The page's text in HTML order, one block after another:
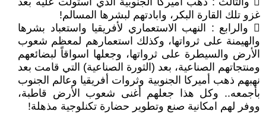
غزو تلك القارة البكر، وابادتهم لبشرها المسالم!
 والرابع : النهب الاستعماري لأفريقيا واستعباد بشرها
والهيمنة على ثرواتها، وكذلك استعمارهم لمعظم شعوب
الأرض والسيطرة على ثرواتها، وجعلها اسواقاً لبضائعهم
ومنتجاتهم الصناعية، بعد (الثورة الصناعية) التي قامت بعد
نهبهم ذهب أميركا الجنوبية وثروات أفريقيا وعالم الجنوب
بأجمعه.. وكل هذا جعلهم أغنى شعوب الأرض قاطبة،
ووفر لهم امكانية صنع وتطوير حضارة تكنلوجية مذهلة!